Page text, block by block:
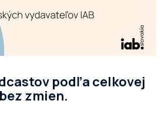
podľa celkovej
zmien.